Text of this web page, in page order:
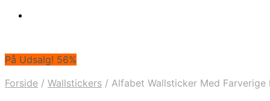
På Udsalg! 56%
Forside / Wallstickers / Alfabet Wallsticker Med